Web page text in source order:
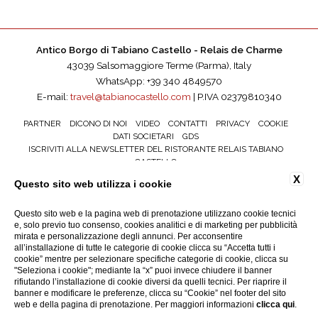
Antico Borgo di Tabiano Castello - Relais de Charme
43039 Salsomaggiore Terme (Parma), Italy
WhatsApp: +39 340 4849570
E-mail: travel@tabianocastello.com | P.IVA 02379810340
PARTNER DICONO DI NOI VIDEO CONTATTI PRIVACY
COOKIE
DATI SOCIETARI
GDS
ISCRIVITI ALLA NEWSLETTER DEL RISTORANTE RELAIS TABIANO
CASTELLO
X
Questo sito web utilizza i cookie
Questo sito web e la pagina web di prenotazione utilizzano cookie tecnici
e, solo previo tuo consenso, cookies analitici e di marketing per pubblicità
mirata e personalizzazione degli annunci. Per acconsentire
all’installazione di tutte le categorie di cookie clicca su “Accetta tutti i
cookie” mentre per selezionare specifiche categorie di cookie, clicca su
"Seleziona i cookie"; mediante la “x” puoi invece chiudere il banner
rifiutando l’installazione di cookie diversi da quelli tecnici. Per riaprire il
banner e modificare le preferenze, clicca su “Cookie” nel footer del sito
web e della pagina di prenotazione. Per maggiori informazioni clicca qui